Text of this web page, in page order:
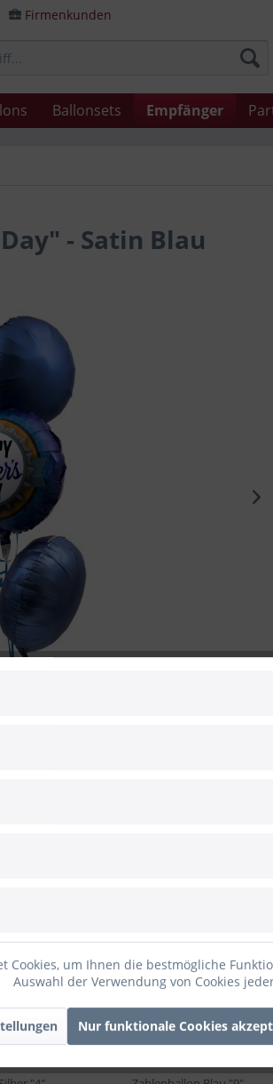
Firmenkunden
Ballonsets Empfänger
- Satin Blau
Blau
angesehen
Cookies, um Ihnen die bestmögliche
Auswahl der Verwendung von Cookies
Nur funktionale Cookies